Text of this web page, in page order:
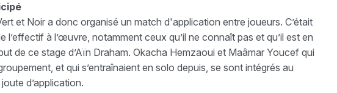
et Noir a donc organisé un match d'application entre joueurs. C’était
l’effectif à l’œuvre, notamment ceux qu’il ne connaît pas et qu’il est en
de ce stage d’Aïn Draham. Okacha Hemzaoui et Maâmar Youcef qui
et qui s’entraînaient en solo depuis, se sont intégrés au
d’application.